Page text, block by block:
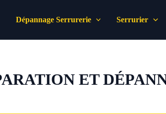
Dépannage Serrurerie Serrurier
ET